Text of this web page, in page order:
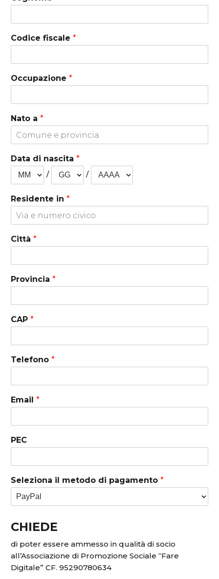
Codice fiscale*
Occupazione*
Nato a*
Data di nascita*
/
/
Residente in*
Città*
Provincia*
CAP*
Telefono*
Email*
PEC
Seleziona il metodo di pagamento*
CHIEDE
di poter essere ammesso in qualità di socio
all’Associazione di Promozione Sociale “Fare
Digitale” CF. 95290780634